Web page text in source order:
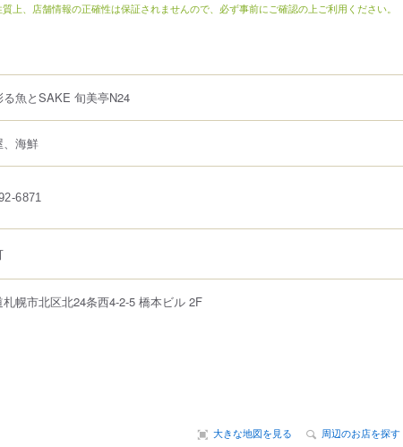
上、店舗情報の正確性は保証されませんので、必ず事前にご確認の上ご利用ください。
る魚とSAKE 旬美亭N24
、海鮮
6871
札幌市北区北24条西4-2-5 橋本ビル 2F
大きな地図を見る 周辺のお店を探す